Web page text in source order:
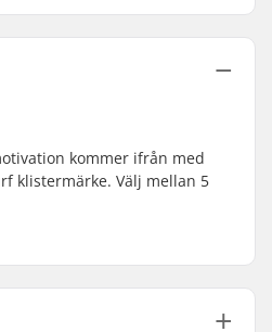
kommer ifrån med
klistermärke. Välj mellan 5